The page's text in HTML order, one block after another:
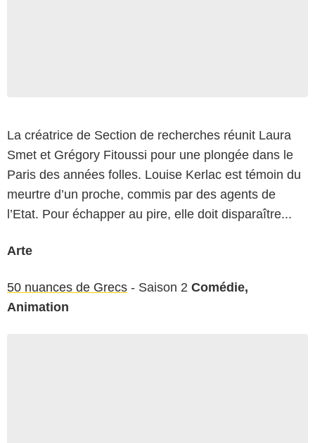
La créatrice de Section de recherches réunit Laura
Smet et Grégory Fitoussi pour une plongée dans le
Paris des années folles. Louise Kerlac est témoin du
meurtre d’un proche, commis par des agents de
l’Etat. Pour échapper au pire, elle doit disparaître...
Arte
50 nuances de Grecs - Saison 2 Comédie,
Animation